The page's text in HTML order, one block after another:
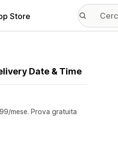
Store
Date & Time
mese. Prova gratuita